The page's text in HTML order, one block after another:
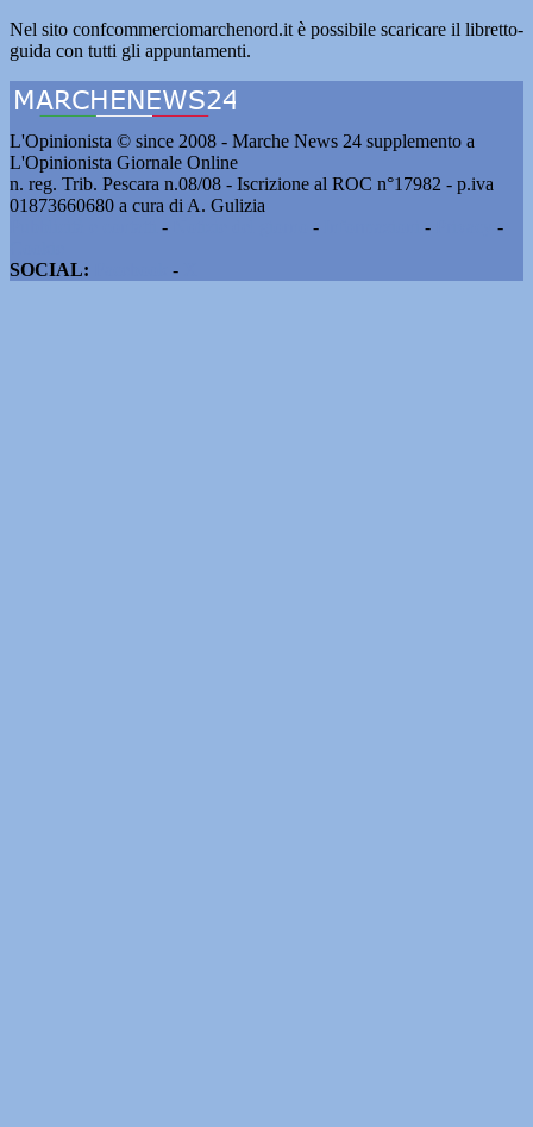
Nel sito confcommerciomarchenord.it è possibile scaricare il libretto-
guida con tutti gli appuntamenti.
L'Opinionista © since 2008 - Marche News 24 supplemento a
L'Opinionista Giornale Online
n. reg. Trib. Pescara n.08/08 - Iscrizione al ROC n°17982 - p.iva
01873660680 a cura di A. Gulizia
- - -
-
SOCIAL:
-